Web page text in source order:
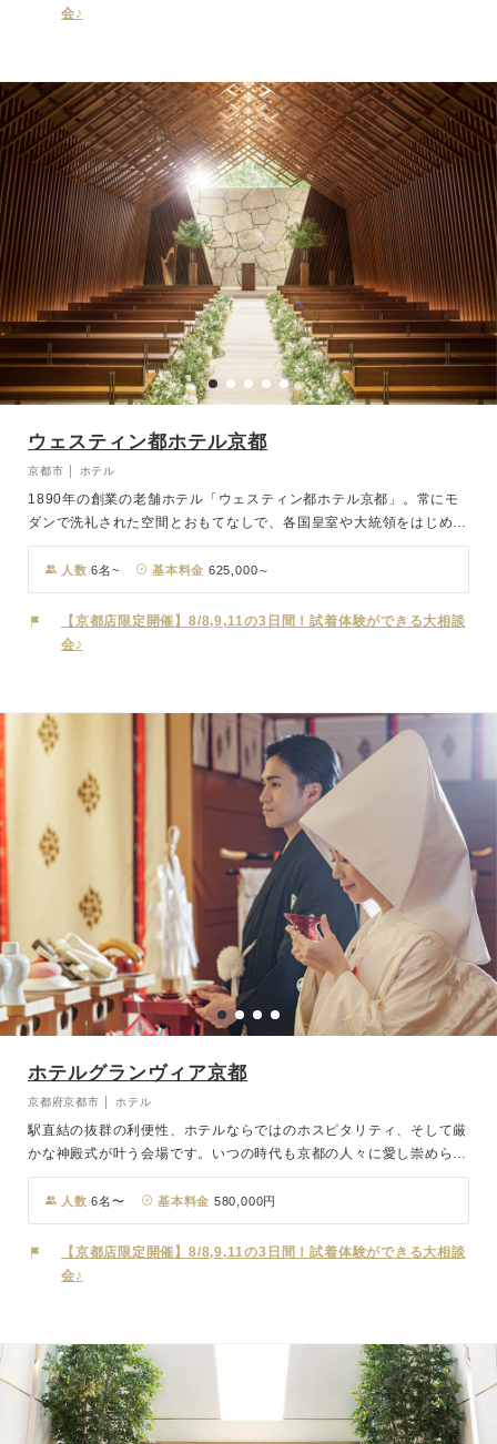
会♪
ウェスティン都ホテル京都
京都市 │ ホテル
1890年の創業の老舗ホテル「ウェスティン都ホテル京都」。常にモ
ダンで洗礼された空間とおもてなしで、各国皇室や大統領をはじめと
する国賓など多くの著名人を迎え、国際ホテルとして高い名声を築い
ています。そんな伝統あるホテルでのウェディングは、ホテル本館に
ある、厳粛さと和の美しさが魅力の神前式場「相生殿」で行います。
披露宴会場は明るく洗礼されたお部屋で、プライベートテラスからは
東山の自然を望むことができます。自然豊かなロケーションで、一流
人数 6名~ 基本料金 625,000～
【京都店限定開催】8/8,9,11の3日間！試着体験ができる大相談
会♪
ホテルグランヴィア京都
京都府京都市 │ ホテル
駅直結の抜群の利便性、ホテルならではのホスピタリティ、そして厳
かな神殿式が叶う会場です。いつの時代も京都の人々に愛し崇められ
てきた「伏見稲荷大社」のご祭神を祀った日本で唯一の神殿「稲寿殿
(とうじゅでん)」。気品に満ちた空間に、伝統美あふれる和装が凛と
引き立ち、雅楽の音色が 門出を雅びやかに彩ります。館内神前式で
は珍しく、ご友人も参列いただけることも特徴です。挙式のあとはホ
テル内で披露宴を。大宴会場からアットホームなご祝宴向けまで、人
人数 6名〜 基本料金 580,000円
【京都店限定開催】8/8,9,11の3日間！試着体験ができる大相談
会♪